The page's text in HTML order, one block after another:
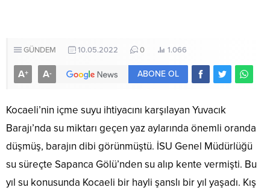
GÜNDEM 10.05.2022 0 1.066
A+ A- ABONE OL
Kocaeli’nin içme suyu ihtiyacını karşılayan Yuvacık
Barajı’nda su miktarı geçen yaz aylarında önemli oranda
düşmüş, barajın dibi görünmüştü. İSU Genel Müdürlüğü
su süreçte Sapanca Gölü’nden su alıp kente vermişti. Bu
yıl su konusunda Kocaeli bir hayli şanslı bir yıl yaşadı. Kış